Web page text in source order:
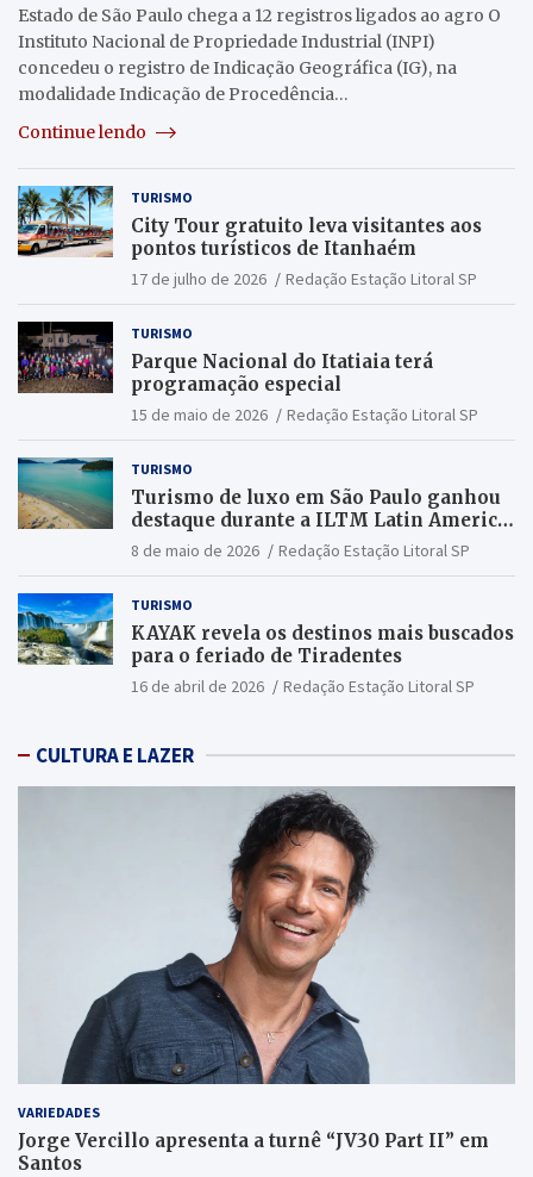
Estado de São Paulo chega a 12 registros ligados ao agro O
Instituto Nacional de Propriedade Industrial (INPI)
concedeu o registro de Indicação Geográfica (IG), na
modalidade Indicação de Procedência…
Continue lendo
TURISMO
City Tour gratuito leva visitantes aos
pontos turísticos de Itanhaém
17 de julho de 2026 Redação Estação Litoral SP
TURISMO
Parque Nacional do Itatiaia terá
programação especial
15 de maio de 2026 Redação Estação Litoral SP
TURISMO
Turismo de luxo em São Paulo ganhou
destaque durante a ILTM Latin America
2026
8 de maio de 2026 Redação Estação Litoral SP
TURISMO
KAYAK revela os destinos mais buscados
para o feriado de Tiradentes
16 de abril de 2026 Redação Estação Litoral SP
CULTURA E LAZER
VARIEDADES
Jorge Vercillo apresenta a turnê “JV30 Part II” em
Santos